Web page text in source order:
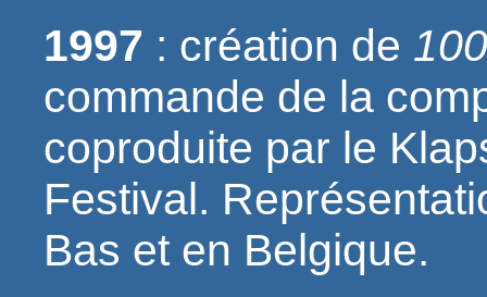
1997 : création de
commande de la
coproduite par le
Festival.
Bas et en Belgique.